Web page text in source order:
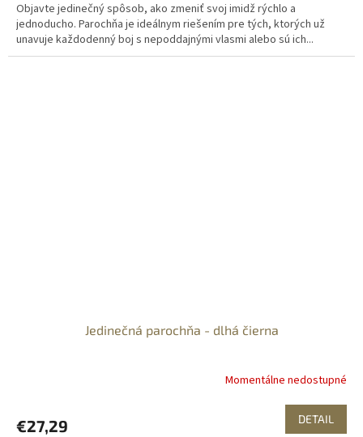
Objavte jedinečný spôsob, ako zmeniť svoj imidž rýchlo a
jednoducho. Parochňa je ideálnym riešením pre tých, ktorých už
unavuje každodenný boj s nepoddajnými vlasmi alebo sú ich...
Jedinečná parochňa - dlhá čierna
Momentálne nedostupné
€27,29 DETAIL